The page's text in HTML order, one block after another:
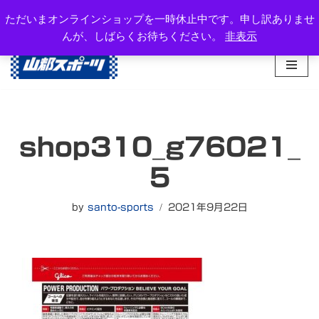
ただいまオンラインショップを一時休止中です。申し訳ありませ
んが、しばらくお待ちください。 非表示
ン
テ
ス
キ
岐阜県高山市西之一色町3-1081-2
TEL：0577-34-3434
shop310_g76021_
5
by santo-sports 2021年9月22日